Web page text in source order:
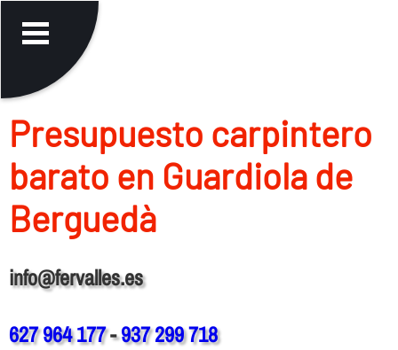
Presupuesto carpintero
barato en Guardiola de
Berguedà
info@fervalles.es
627 964 177-937 299 718